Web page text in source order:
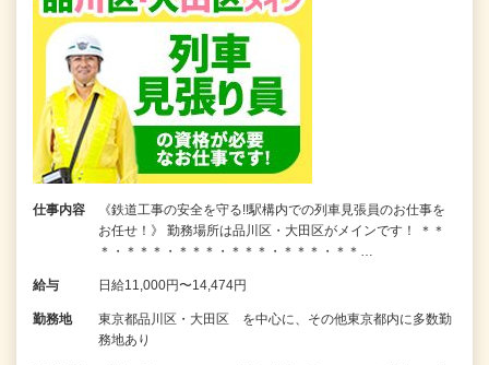
仕事内容
《鉄道工事の安全を守る!!駅構内での列車見張員のお仕事を
お任せ！》 勤務場所は品川区・大田区がメインです！ ＊＊
＊・＊＊＊・＊＊＊・＊＊＊・＊＊＊・＊＊…
給与 日給11,000円〜14,474円
勤務地
東京都品川区・大田区 を中心に、その他東京都内に多数勤
務地あり